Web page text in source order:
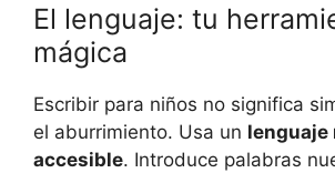
El lenguaje: tu
mágica
Escribir⁢ para niños no ​significa⁣
el aburrimiento. ‍Usa ⁣un‍ lenguaje
accesible. Introduce palabras